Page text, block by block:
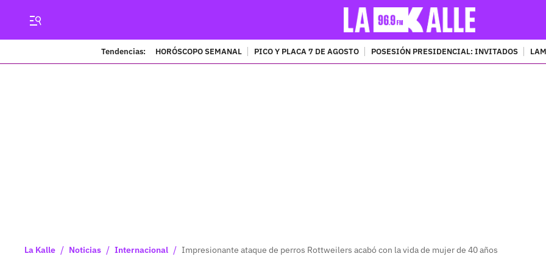
Tendencias: HORÓSCOPO SEMANAL PICO Y PLACA 7 DE AGOSTO POSESIÓN PRESIDENCIAL: INVITADOS
La Kalle / Noticias / Internacional / Impresionante ataque de perros Rottweilers acabó con la vida de mujer de 40 años